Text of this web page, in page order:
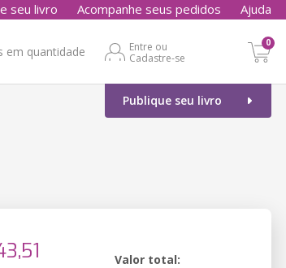
seu livro Acompanhe seus pedidos Ajuda
em quantidade
Entre ou
Cadastre-se
0
Publique seu livro
Valor total: